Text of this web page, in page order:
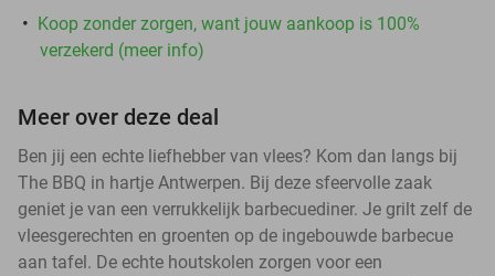
Koop zonder zorgen, want jouw aankoop is 100%
verzekerd (meer info)
Meer over deze deal
Ben jij een echte liefhebber van vlees? Kom dan langs bij
The BBQ in hartje Antwerpen. Bij deze sfeervolle zaak
geniet je van een verrukkelijk barbecuediner. Je grilt zelf de
vleesgerechten en groenten op de ingebouwde barbecue
aan tafel. De echte houtskolen zorgen voor een